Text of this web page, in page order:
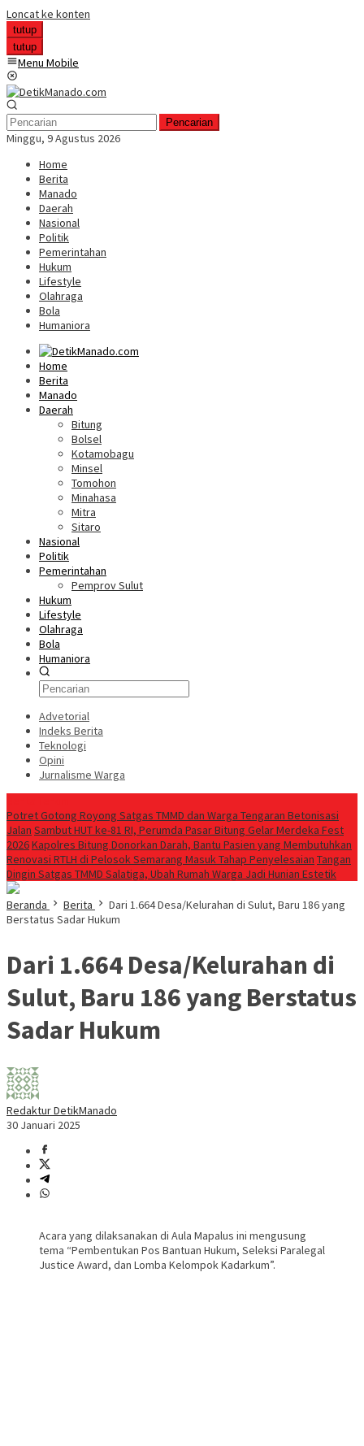
Loncat ke konten
tutup
tutup
Menu Mobile
Pencarian
Minggu, 9 Agustus 2026
Home
Berita
Manado
Daerah
Nasional
Politik
Pemerintahan
Hukum
Lifestyle
Olahraga
Bola
Humaniora
Home
Berita
Manado
Daerah
Bitung
Bolsel
Kotamobagu
Minsel
Tomohon
Minahasa
Mitra
Sitaro
Nasional
Politik
Pemerintahan
Pemprov Sulut
Hukum
Lifestyle
Olahraga
Bola
Humaniora
Advetorial
Indeks Berita
Teknologi
Opini
Jurnalisme Warga
Potret Gotong Royong Satgas TMMD dan Warga Tengaran Betonisasi
Jalan Sambut HUT ke-81 RI, Perumda Pasar Bitung Gelar Merdeka Fest
2026Kapolres Bitung Donorkan Darah, Bantu Pasien yang Membutuhkan
Renovasi RTLH di Pelosok Semarang Masuk Tahap Penyelesaian Tangan
Dingin Satgas TMMD Salatiga, Ubah Rumah Warga Jadi Hunian Estetik
Beranda Berita
Dari 1.664 Desa/Kelurahan di Sulut, Baru 186 yang
Berstatus Sadar Hukum
Dari 1.664 Desa/Kelurahan di
Sulut, Baru 186 yang Berstatus
Sadar Hukum
Redaktur DetikManado
30 Januari 2025
Acara yang dilaksanakan di Aula Mapalus ini mengusung
tema “Pembentukan Pos Bantuan Hukum, Seleksi Paralegal
Justice Award, dan Lomba Kelompok Kadarkum”.